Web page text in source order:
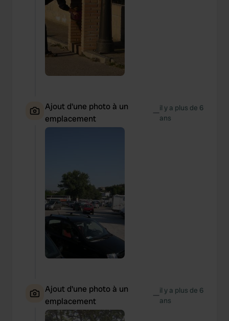
Ajout d'une photo à un
emplacement
—il y a plus de 6
ans
Ajout d'une photo à un
emplacement
—il y a plus de 6
ans